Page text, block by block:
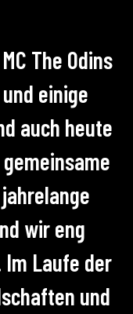
The Odins
einige
auch heute
wir eng
Laufe der
und